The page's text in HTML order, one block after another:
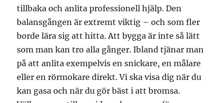
tillbaka och anlita professionell hjälp. Den
balansgången är extremt viktig – och som fler
borde lära sig att hitta. Att bygga är inte så lätt
som man kan tro alla gånger. Ibland tjänar man
på att anlita exempelvis en snickare, en målare
eller en rörmokare direkt. Vi ska visa dig när du
kan gasa och när du gör bäst i att bromsa.